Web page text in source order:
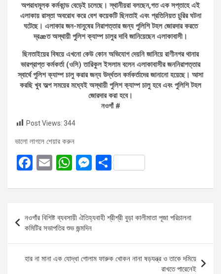
অপরাধমূলক কর্মকান্ড বেড়েই চলেছে। স্থানীয়রা বলছেন,গত এক সপ্তাহে এই
এলাকায় রাস্তা অবরোধ করে বেশ কয়েকটি ছিনতাই এবং প্রতিনিয়ত চুরির ঘটনা
ঘটেছে। এলাকার জন-মানুষের নিরাপত্তার জন্য পুলিশি টহল জোরদার করতে
দ্রæত অস্থায়ী পুলিশ ক্যাম্প চালুর দাবি জানিয়েছেন এলাকাবাসী।
ছিনতাইয়ের বিষয়ে এখনো কেউ কোন অভিযোগ দেয়নি জানিয়ে রাণীনগর থানার
ভারপ্রাপ্ত কর্মকর্তা (ওসি) তারিকুল ইসলাম বলেন এলাকাবাসীর জননিরাপত্তার
স্বার্থে পুলিশ ক্যাম্প চালু করার জন্য উর্দ্ধতন কর্মকর্তাদের জানানো হয়েছে। আসা
করছি খুব অল্প সময়ের মধ্যেই অস্থায়ী পুলিশ ক্যাম্প চালু হবে এবং পুলিশি টহল
জোরদার করা হবে।
নওগাঁ #
Post Views: 344
ভালো লাগলে শেয়ার করুন
F
ce
b
o
o
k
E
ail
W
at
s
A
p
p
M
se
g
er
S
ar
e
navigation
নওগাঁর বিশিষ্ট ব্যবসায়ী ঐতিহ্যবাহী শ্রীশ্রী বুড়া কালীমাতা পূজা পরিচালনা
কমিটির সভাপতির শুভ জন্মদিন
হার না মানা এক যোদ্ধা গোলাম ফারুক খোকন নানা ষড়যন্ত্র ও তাকে দমিয়ে
রাখতে পারেনেই